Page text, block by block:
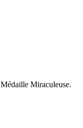
Miraculeuse.